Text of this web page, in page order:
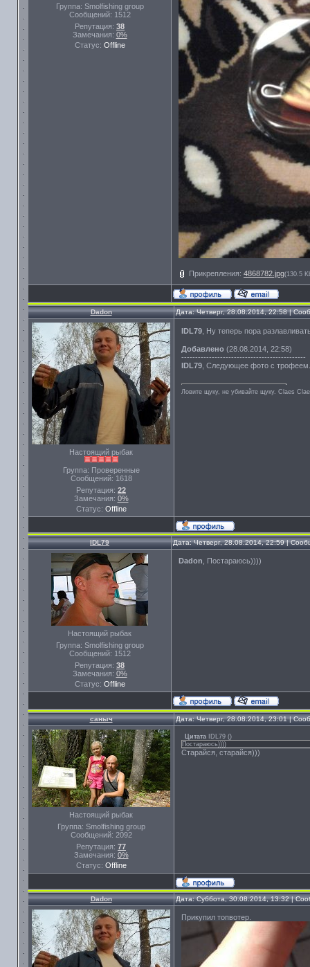
Группа: Smolfishing group
Сообщений: 1512
Репутация: 38
Замечания: 0%
Статус: Offline
Прикрепления: 4868782.jpg(130.5
Dadon Дата: Четверг, 28.08.2014, 22:58 |
Настоящий рыбак
Группа: Проверенные
Сообщений: 1618
Репутация: 22
Замечания: 0%
Статус: Offline
IDL79 , Ну теперь пора
Добавлено (28.08.2014, 22:58)
---------------------------------------------
IDL79 , Следующее фото с трофеем.
Ловите щуку, не убивайте щуку. Сlaes
IDL79 Дата: Четверг, 28.08.2014, 22:59 |
Настоящий рыбак
Группа: Smolfishing group
Сообщений: 1512
Репутация: 38
Замечания: 0%
Статус: Offline
Dadon , Постараюсь))))
саныч Дата: Четверг, 28.08.2014, 23:01 |
Настоящий рыбак
Группа: Smolfishing group
Сообщений: 2092
Репутация: 77
Замечания: 0%
Статус: Offline
Цитата IDL79 ()
Постараюсь))))
Старайся, старайся)))
Dadon Дата: Суббота, 30.08.2014, 13:32 |
Прикупил топвотер.